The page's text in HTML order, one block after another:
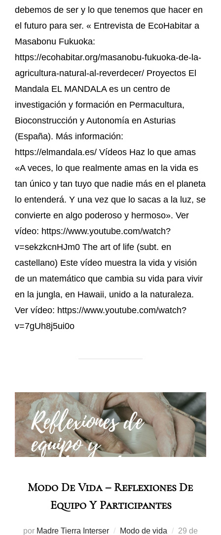
debemos de ser y lo que tenemos que hacer en
el futuro para ser. « Entrevista de EcoHabitar a
Masabonu Fukuoka:
https://ecohabitar.org/masanobu-fukuoka-de-la-
agricultura-natural-al-reverdecer/ Proyectos El
Mandala EL MANDALA es un centro de
investigación y formación en Permacultura,
Bioconstrucción y Autonomía en Asturias
(España). Más información:
https://elmandala.es/ Vídeos Haz lo que amas
«A veces, lo que realmente amas en la vida es
tan único y tan tuyo que nadie más en el planeta
lo entenderá. Y una vez que lo sacas a la luz, se
convierte en algo poderoso y hermoso». Ver
vídeo: https://www.youtube.com/watch?
v=sekzkcnHJm0 The art of life (subt. en
castellano) Este vídeo muestra la vida y visión
de un matemático que cambia su vida para vivir
en la jungla, en Hawaii, unido a la naturaleza.
Ver vídeo: https://www.youtube.com/watch?
v=7gUh8j5ui0o
Modo De Vida – Reflexiones De
Equipo Y Participantes
por Madre Tierra Interser Modo de vida
29 de